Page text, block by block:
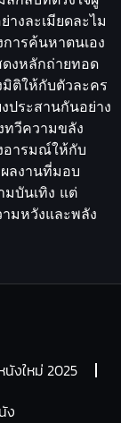
างละเมียดละไม
ารค้นหาตนเอง
งหลักถ่ายทอด
ติให้กับตัวละคร
ประสานกันอย่าง
ทวีความขลัง
อารมณ์ให้กับ
ลงานที่มอบ
บันเทิง แต่
ามหวังและพลัง
นังใหม่ 2025
ง